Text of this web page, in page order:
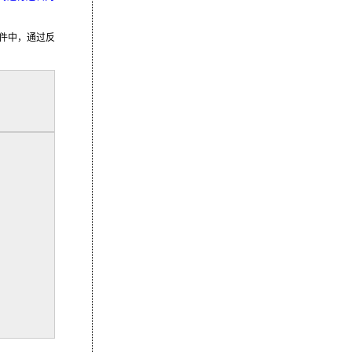
中，通过反